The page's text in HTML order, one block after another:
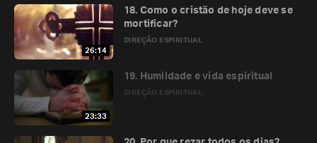
26:14
DIREÇÃO ESPIRITUAL
18. Como o cristão de hoje deve se
mortificar?
23:33
DIREÇÃO ESPIRITUAL
19. Humildade e vida espiritual